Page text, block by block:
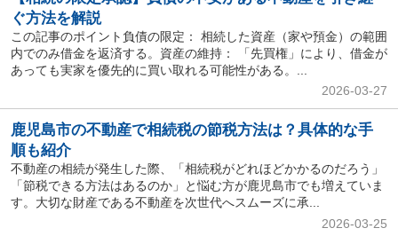
ぐ方法を解説
この記事のポイント負債の限定： 相続した資産（家や預金）の範囲
内でのみ借金を返済する。資産の維持： 「先買権」により、借金が
あっても実家を優先的に買い取れる可能性がある。...
2026-03-27
鹿児島市の不動産で相続税の節税方法は？具体的な手
順も紹介
不動産の相続が発生した際、「相続税がどれほどかかるのだろう」
「節税できる方法はあるのか」と悩む方が鹿児島市でも増えていま
す。大切な財産である不動産を次世代へスムーズに承...
2026-03-25